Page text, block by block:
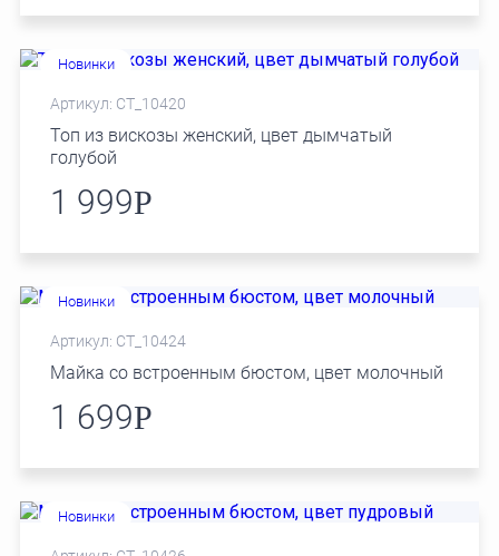
Новинки
Артикул: СТ_10420
Топ из вискозы женский, цвет дымчатый
голубой
1 999Р
Новинки
Артикул: СТ_10424
Майка со встроенным бюстом, цвет молочный
1 699Р
Новинки